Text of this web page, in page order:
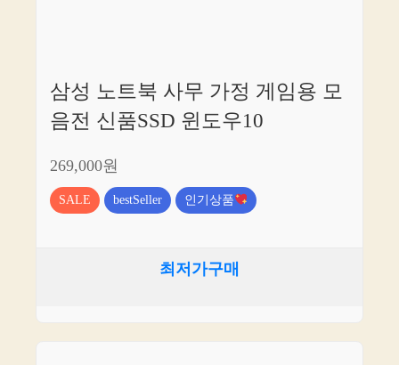
삼성 노트북 사무 가정 게임용 모
음전 신품SSD 윈도우10
269,000원
SALE bestSeller 인기상품
최저가구매